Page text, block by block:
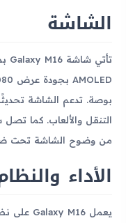
الشاشة
من وضوح الشاشة تحت
الأداء